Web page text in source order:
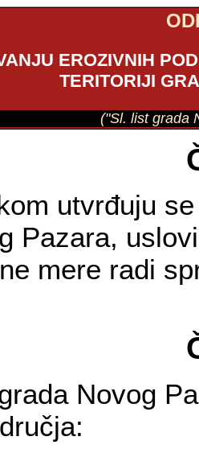
EROZIVNIH
TERITORIJI
("Sl. list grada
utvrđuju
Pazara,
mere radi
Novog